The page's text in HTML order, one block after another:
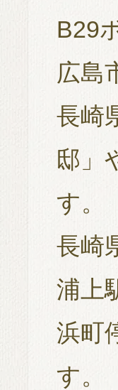
B29
広島
長崎
邸」
す。
長崎
浦上
浜町
す。